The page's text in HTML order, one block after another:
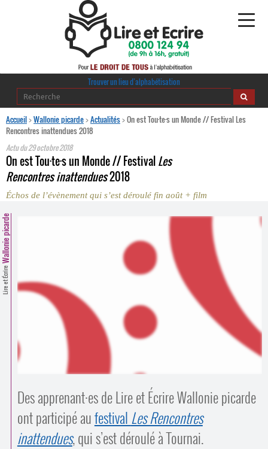
Alphabétisation
Regards croisés
·
Comprendre et parler
Bienvenue en Belgique
Espace presse
Trouver un lieu d’alphabétisation
Trouver un lieu d’alphabétisation
Accueil>Wallonie picarde>Actualités>On est Tou·te·s un Monde // Festival Les
Rencontres inattendues 2018
Actu du29 octobre 2018
On est Tou·te·s un Monde // FestivalLes
Rencontres inattendues2018
Échos de l’évènement qui s’est déroulé fin août + film
Lire et Écrire
Wallonie picarde
Des apprenant·es de Lire et Écrire Wallonie picarde
ont participé aufestival Les Rencontres
inattendues, qui s’est déroulé à Tournai.